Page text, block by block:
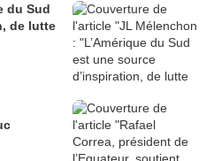
du Sud
de lutte